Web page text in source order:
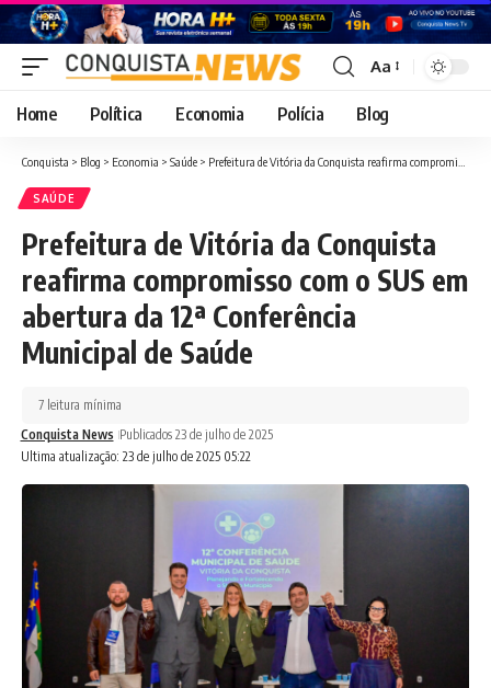
Font
Resizer
Aa
Home Política Economia Polícia Blog
Conquista > Blog > Economia > Saúde > Prefeitura de Vitória da Conquista reafirma compromisso com o SUS em abertura da 12ª Conferência Municipal de Saúde
SAÚDE
Prefeitura de Vitória da Conquista
reafirma compromisso com o SUS em
abertura da 12ª Conferência
Municipal de Saúde
Ultima atualização: 23 de julho de 2025 05:22
Conquista News Publicados 23 de julho de 2025
7 leitura mínima